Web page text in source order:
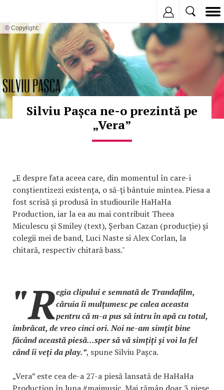
© Copyright:
Silviu Pașca ne-o prezintă pe
„Vera”
„E despre fata aceea care, din momentul în care-i
conștientizezi existența, o să-ți bântuie mintea. Piesa a
fost scrisă și produsă în studiourile HaHaHa
Production, iar la ea au mai contribuit Theea
Miculescu și Smiley (text), Șerban Cazan (producție) și
colegii mei de band, Luci Naste si Alex Corlan, la
chitară, respectiv chitară bass."
"Regia clipului e semnată de Trandafilm,
căruia îi mulțumesc pe calea aceasta
pentru că m-a pus să intru în apă cu totul,
îmbrăcat, de vreo cinci ori. Noi ne-am simțit bine
făcând această piesă...sper să vă simțiți și voi la fel
când îi veți da play.”, spune Silviu Pașca.
„Vera” este cea de-a 27-a piesă lansată de HaHaHa